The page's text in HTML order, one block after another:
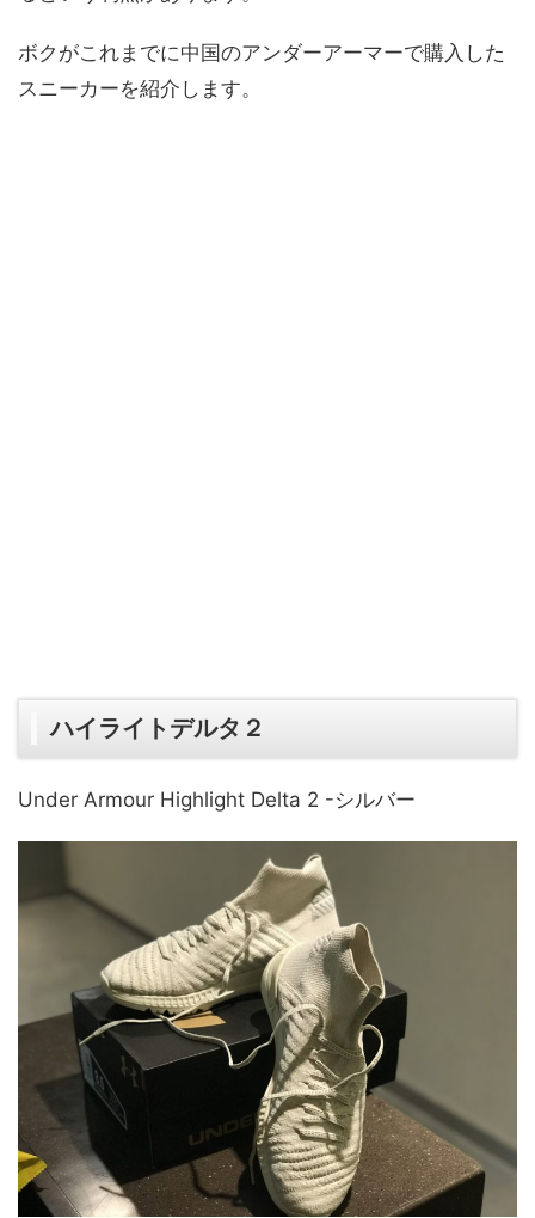
ボクがこれまでに中国のアンダーアーマーで購入した
スニーカーを紹介します。
ハイライトデルタ２
Under Armour Highlight Delta 2 -シルバー